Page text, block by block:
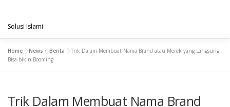
content
Solusi Islami
VISI & MISI
PROJECT ARTIKEL & BERITA CONTACT
Home »News »Berita »Trik Dalam Membuat Nama Brand atau Merek yang Langsung
Bisa bikin Booming
Trik Dalam Membuat Nama Brand